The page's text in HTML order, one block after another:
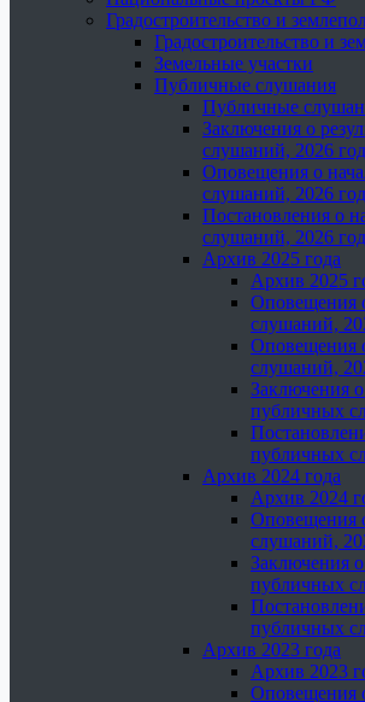
Градостроительство и
Градостроительство и
Земельные участки
Публичные слушания
Публичные
Заключения о
слушаний, 2026 год
Оповещения о
слушаний, 2026 год
Постановления о
слушаний, 2026 год
Архив 2025 года
Архив 2025
Оповещения
слушаний,
Оповещения
слушаний,
Заключения о
публичных
публичных
Архив 2024 года
Архив 2024
Оповещения
слушаний,
Заключения о
публичных
публичных
Архив 2023 года
Архив 2023
Оповещения